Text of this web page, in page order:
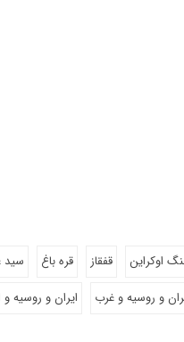
اوکراین قفقاز قره باغ سید
و روسیه و غرب ایران و روسیه و